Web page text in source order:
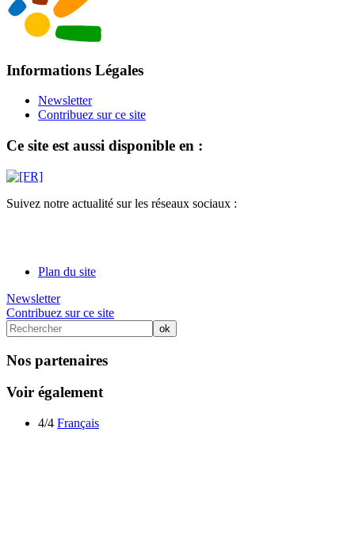
Informations Légales
Newsletter
Contribuez sur ce site
Ce site est aussi disponible en :
Suivez notre actualité sur les réseaux sociaux :
Plan du site
Newsletter
Contribuez sur ce site
Nos partenaires
Voir également
4/4 Français